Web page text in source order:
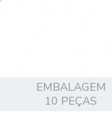
EMBALAGEM
10 PEÇAS